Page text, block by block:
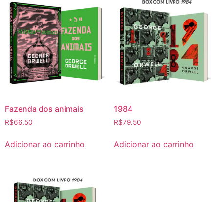
Fazenda dos animais
R$66.50
Adicionar ao carrinho
1984
R$79.50
Adicionar ao carrinho